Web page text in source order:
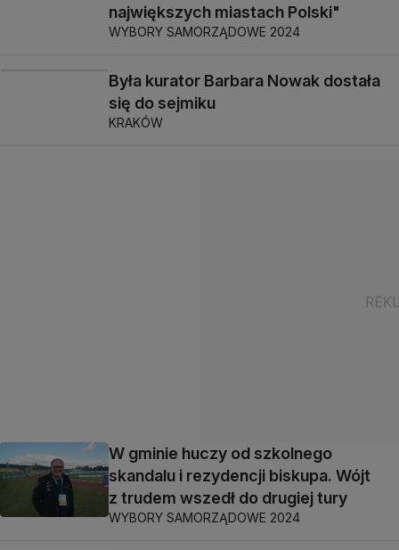
największych miastach Polski"
WYBORY SAMORZĄDOWE 2024
Była kurator Barbara Nowak dostała
się do sejmiku
KRAKÓW
W gminie huczy od szkolnego
skandalu i rezydencji biskupa. Wójt
z trudem wszedł do drugiej tury
WYBORY SAMORZĄDOWE 2024